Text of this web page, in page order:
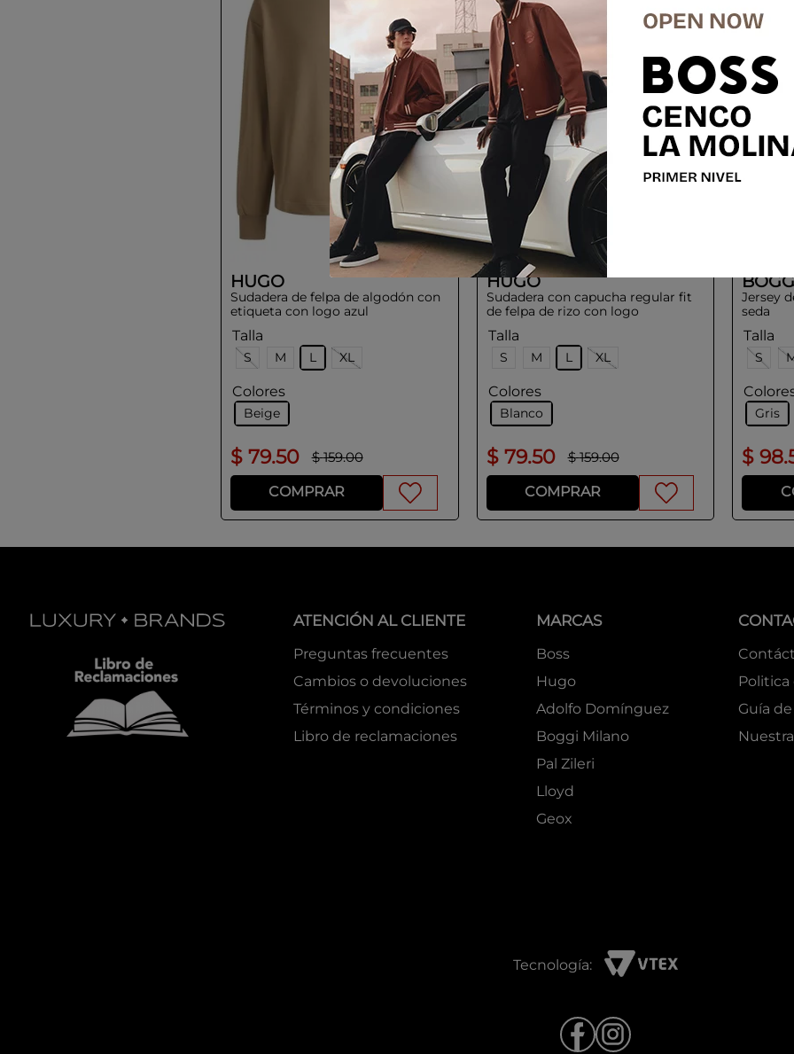
HUGO
Sudadera de felpa de algodón con
etiqueta con logo azul
Talla
S M L XL
Colores
Beige
$ 79.50 $ 159.00
COMPRAR
HUGO
Sudadera con capucha regular fit
de felpa de rizo con logo
Talla
S M L XL
Colores
Blanco
$ 79.50 $ 159.00
COMPRAR
Jersey
seda
Talla
S
Gris
$ 98.
ATENCIÓN AL CLIENTE
Preguntas frecuentes
Cambios o devoluciones
Términos y condiciones
Libro de reclamaciones
MARCAS
Boss
Hugo
Adolfo Domínguez
Boggi Milano
Pal Zileri
Lloyd
Geox
Guía
Tecnología: